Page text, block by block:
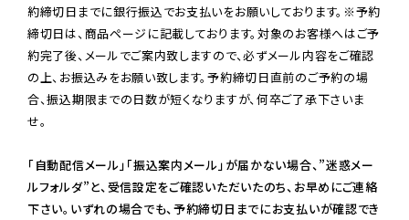
約締切日までに銀行振込でお支払いをお願いしております。※予約
締切日は、商品ページに記載しております。対象のお客様へはご予
約完了後、メールでご案内致しますので、必ずメール内容をご確認
の上、お振込みをお願い致します。予約締切日直前のご予約の場
合、振込期限までの日数が短くなりますが、何卒ご了承下さいま
せ。
「自動配信メール」「振込案内メール」が届かない場合、”迷惑メー
ルフォルダ”と、受信設定をご確認いただいたのち、お早めにご連絡
下さい。いずれの場合でも、予約締切日までにお支払いが確認でき